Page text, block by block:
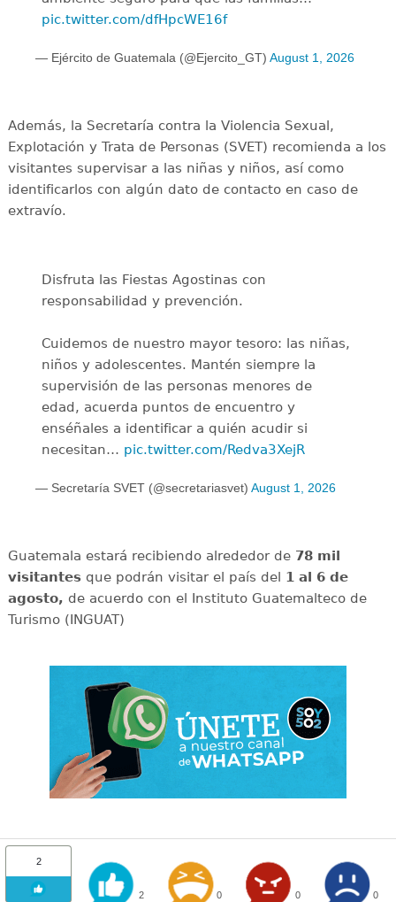
pic.twitter.com/dfHpcWE16f
— Ejército de Guatemala (@Ejercito_GT) August 1, 2026
Además, la Secretaría contra la Violencia Sexual,
Explotación y Trata de Personas (SVET) recomienda a los
visitantes supervisar a las niñas y niños, así como
identificarlos con algún dato de contacto en caso de
extravío.
Disfruta las Fiestas Agostinas con
responsabilidad y prevención.
Cuidemos de nuestro mayor tesoro: las niñas,
niños y adolescentes. Mantén siempre la
supervisión de las personas menores de
edad, acuerda puntos de encuentro y
enséñales a identificar a quién acudir si
necesitan… pic.twitter.com/Redva3XejR
— Secretaría SVET (@secretariasvet) August 1, 2026
Guatemala estará recibiendo alrededor de78 mil
visitantesque podrán visitar el país del 1 al 6 de
agosto, de acuerdo con el Instituto Guatemalteco de
Turismo (INGUAT)
2
2 0 0 0